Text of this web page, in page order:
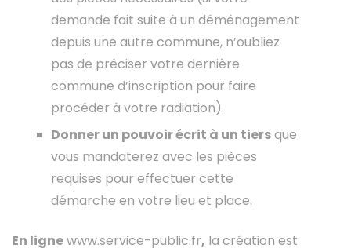
demande fait suite à un déménagement
depuis une autre commune, n’oubliez
pas de préciser votre dernière
commune d’inscription pour faire
procéder à votre radiation).
Donner un pouvoir écrit à un tiersque
vous mandaterez avec les pièces
requises pour effectuer cette
démarche en votre lieu et place.
En lignewww.service-public.fr, la création est